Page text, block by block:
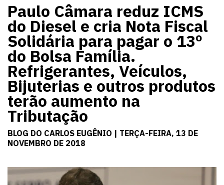
Paulo Câmara reduz ICMS
do Diesel e cria Nota Fiscal
Solidária para pagar o 13º
do Bolsa Família.
Refrigerantes, Veículos,
Bijuterias e outros produtos
terão aumento na
Tributação
BLOG DO CARLOS EUGÊNIO | TERÇA-FEIRA, 13 DE
NOVEMBRO DE 2018